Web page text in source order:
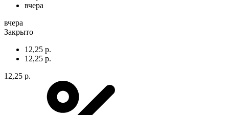
вчера
вчера
Закрыто
12,25 р.
12,25 р.
12,25 р.